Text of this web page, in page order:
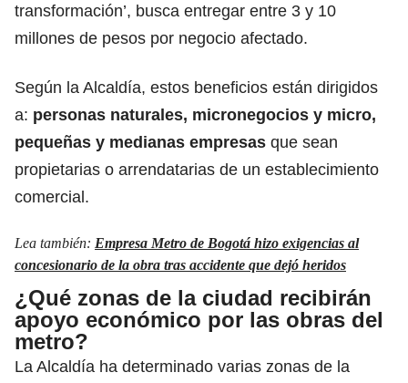
transformación’, busca entregar entre 3 y 10
millones de pesos por negocio afectado.
Según la Alcaldía, estos beneficios están dirigidos
a: personas naturales, micronegocios y micro,
pequeñas y medianas empresas que sean
propietarias o arrendatarias de un establecimiento
comercial.
Lea también: Empresa Metro de Bogotá hizo exigencias al
concesionario de la obra tras accidente que dejó heridos
¿Qué zonas de la ciudad recibirán
apoyo económico por las obras del
metro?
La Alcaldía ha determinado varias zonas de la